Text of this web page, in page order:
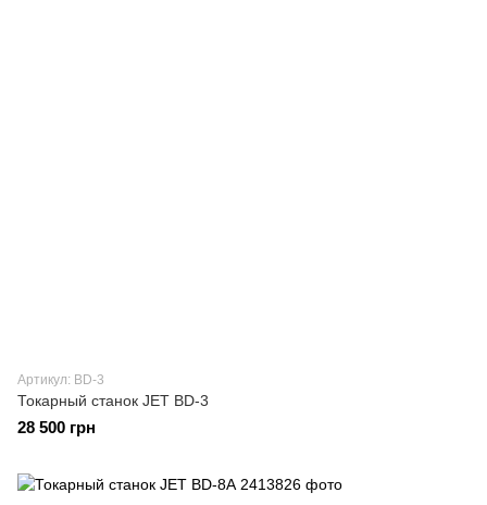
Артикул: BD-3
Токарный станок JET BD-3
28 500 грн